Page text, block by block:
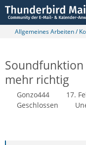
Allgemeines Arbeiten /
mehr richtig
Gonzo444
17.
Geschlossen